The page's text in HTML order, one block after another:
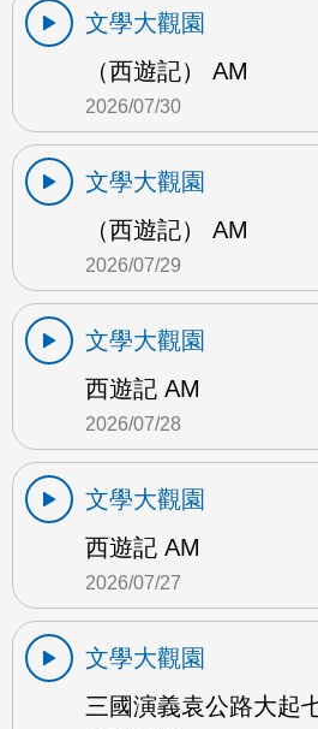
文學大觀園
（西遊記） AM
2026/07/30
文學大觀園
（西遊記） AM
2026/07/29
文學大觀園
西遊記 AM
2026/07/28
文學大觀園
西遊記 AM
2026/07/27
文學大觀園
三國演義袁公路大起